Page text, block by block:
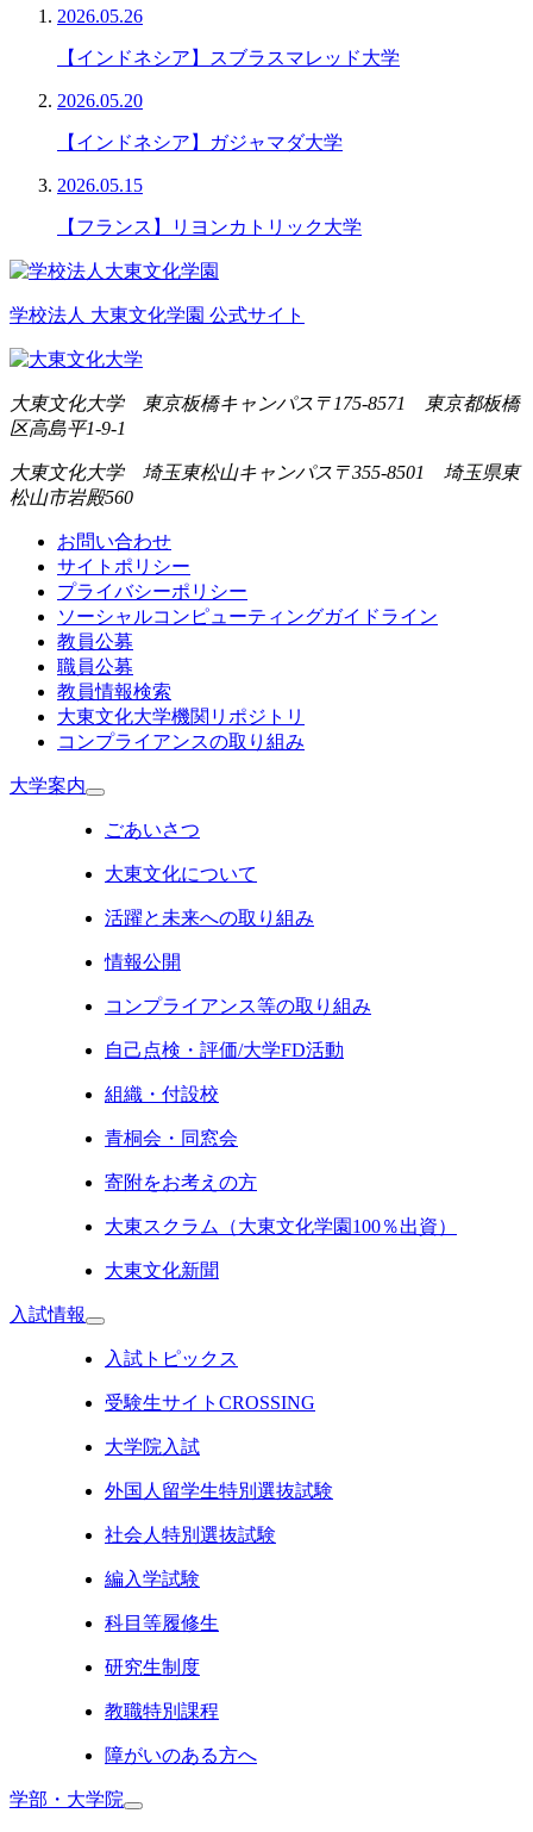
2026.05.26
【インドネシア】スブラスマレッド大学
2026.05.20
【インドネシア】ガジャマダ大学
2026.05.15
【フランス】リヨンカトリック大学
学校法人 大東文化学園 公式サイト
大東文化大学 東京板橋キャンパス 〒175-8571 東京都板橋
区高島平1-9-1
大東文化大学 埼玉東松山キャンパス 〒355-8501 埼玉県東
松山市岩殿560
お問い合わせ
サイトポリシー
プライバシーポリシー
ソーシャルコンピューティングガイドライン
教員公募
職員公募
教員情報検索
大東文化大学機関リポジトリ
コンプライアンスの取り組み
大学案内
ごあいさつ
大東文化について
活躍と未来への取り組み
情報公開
コンプライアンス等の取り組み
自己点検・評価/大学FD活動
組織・付設校
青桐会・同窓会
寄附をお考えの方
大東スクラム（大東文化学園100％出資）
大東文化新聞
入試情報
入試トピックス
受験生サイトCROSSING
大学院入試
外国人留学生特別選抜試験
社会人特別選抜試験
編入学試験
科目等履修生
研究生制度
教職特別課程
障がいのある方へ
学部・大学院